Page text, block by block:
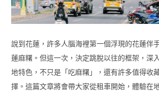
說到花蓮，許多人腦海裡第一個浮現的花蓮伴
蓮麻糬。但這一次，決定跳脫以往的框架，深
地特色，不只是「吃麻糬」，還有許多值得收
擇。這篇文章將會帶大家從租車開始，體驗在